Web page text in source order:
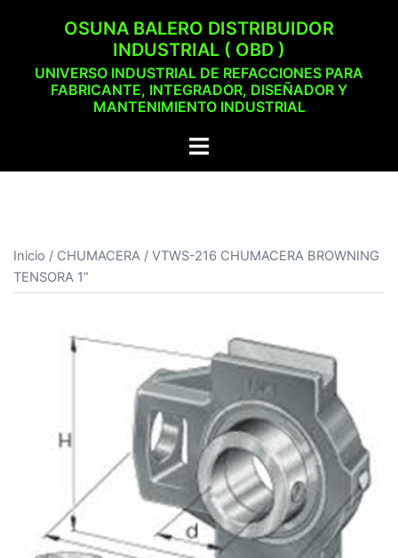
OSUNA BALERO DISTRIBUIDOR
INDUSTRIAL ( OBD )
UNIVERSO INDUSTRIAL DE REFACCIONES PARA
FABRICANTE, INTEGRADOR, DISEÑADOR Y
MANTENIMIENTO INDUSTRIAL
Alternar
Inicio / CHUMACERA / VTWS-216 CHUMACERA BROWNING
TENSORA 1”